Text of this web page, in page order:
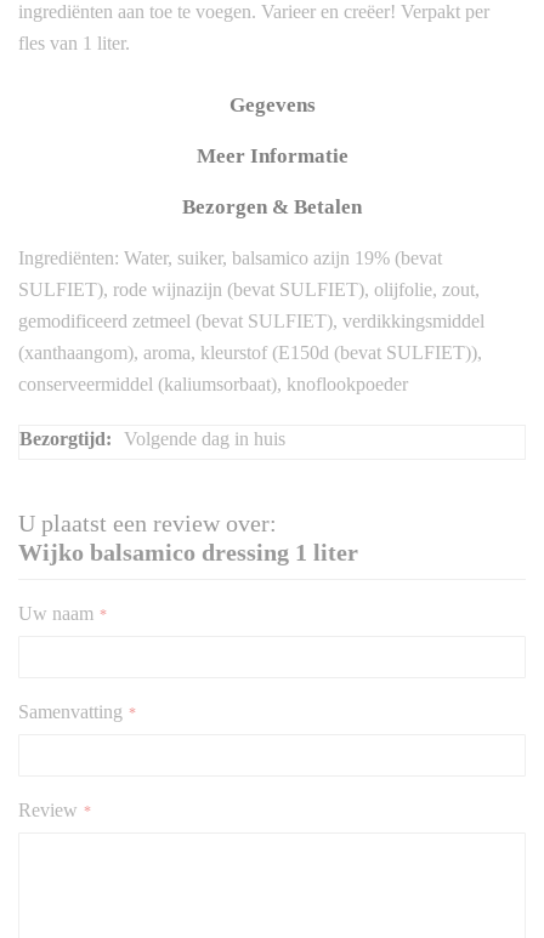
ingrediënten aan toe te voegen. Varieer en creëer! Verpakt per
fles van 1 liter.
Gegevens
Meer Informatie
Bezorgen & Betalen
Ingrediënten: Water, suiker, balsamico azijn 19% (bevat
SULFIET), rode wijnazijn (bevat SULFIET), olijfolie, zout,
gemodificeerd zetmeel (bevat SULFIET), verdikkingsmiddel
(xanthaangom), aroma, kleurstof (E150d (bevat SULFIET)),
conserveermiddel (kaliumsorbaat), knoflookpoeder
Meer
Volgende dag in huis
U plaatst een review over:
Wijko balsamico dressing 1 liter
Uw naam
Samenvatting
Review